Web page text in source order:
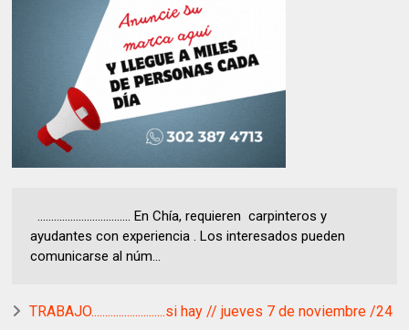
.................................. En Chía, requieren carpinteros y
ayudantes con experiencia . Los interesados pueden
comunicarse al núm...
TRABAJO...........................si hay // jueves 7 de noviembre /24